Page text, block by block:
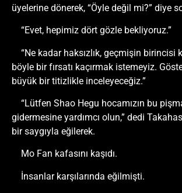
üyelerine dönerek, “Öyle değil mi?” diye
“Evet, hepimiz dört gözle bekliyoruz.”
“Ne kadar haksızlık, geçmişin birincisi
böyle bir fırsatı kaçırmak istemeyiz.
büyük bir titizlikle inceleyeceğiz.”
“Lütfen Shao Hegu hocamızın bu
gidermesine yardımcı olun,” dedi
bir saygıyla eğilerek.
Mo Fan kafasını kaşıdı.
İnsanlar karşılarında eğilmişti.